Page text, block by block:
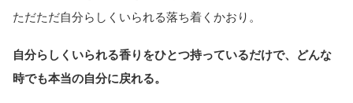
ただただ自分らしくいられる落ち着くかおり。
自分らしくいられる香りをひとつ持っているだけで、どんな
時でも本当の自分に戻れる。